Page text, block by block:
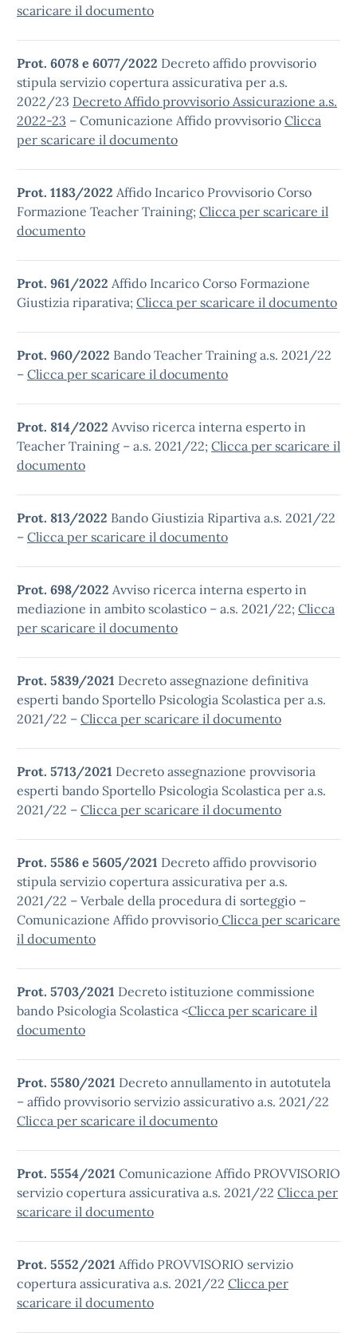
scaricare il documento
Prot. 6078 e 6077/2022 Decreto affido provvisorio
stipula servizio copertura assicurativa per a.s.
2022/23 Decreto Affido provvisorio Assicurazione a.s.
2022-23 – Comunicazione Affido provvisorio Clicca
per scaricare il documento
Prot. 1183/2022 Affido Incarico Provvisorio Corso
Formazione Teacher Training; Clicca per scaricare il
documento
Prot. 961/2022 Affido Incarico Corso Formazione
Giustizia riparativa; Clicca per scaricare il documento
Prot. 960/2022 Bando Teacher Training a.s. 2021/22
– Clicca per scaricare il documento
Prot. 814/2022 Avviso ricerca interna esperto in
Teacher Training – a.s. 2021/22; Clicca per scaricare il
documento
Prot. 813/2022 Bando Giustizia Ripartiva a.s. 2021/22
– Clicca per scaricare il documento
Prot. 698/2022 Avviso ricerca interna esperto in
mediazione in ambito scolastico – a.s. 2021/22; Clicca
per scaricare il documento
Prot. 5839/2021 Decreto assegnazione definitiva
esperti bando Sportello Psicologia Scolastica per a.s.
2021/22 – Clicca per scaricare il documento
Prot. 5713/2021 Decreto assegnazione provvisoria
esperti bando Sportello Psicologia Scolastica per a.s.
2021/22 – Clicca per scaricare il documento
Prot. 5586 e 5605/2021 Decreto affido provvisorio
stipula servizio copertura assicurativa per a.s.
2021/22 – Verbale della procedura di sorteggio –
Comunicazione Affido provvisorio Clicca per scaricare
il documento
Prot. 5703/2021 Decreto istituzione commissione
bando Psicologia Scolastica <Clicca per scaricare il
documento
Prot. 5580/2021 Decreto annullamento in autotutela
– affido provvisorio servizio assicurativo a.s. 2021/22
Clicca per scaricare il documento
Prot. 5554/2021 Comunicazione Affido PROVVISORIO
servizio copertura assicurativa a.s. 2021/22 Clicca per
scaricare il documento
Prot. 5552/2021 Affido PROVVISORIO servizio
copertura assicurativa a.s. 2021/22 Clicca per
scaricare il documento